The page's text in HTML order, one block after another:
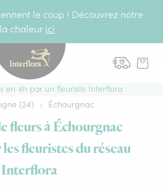
le coup ! Découvrez notre
chaleur ici
en 4h par un fleuriste Interflora
(24) › Échourgnac
fleurs à Échourgnac
fleuristes du réseau
Interflora